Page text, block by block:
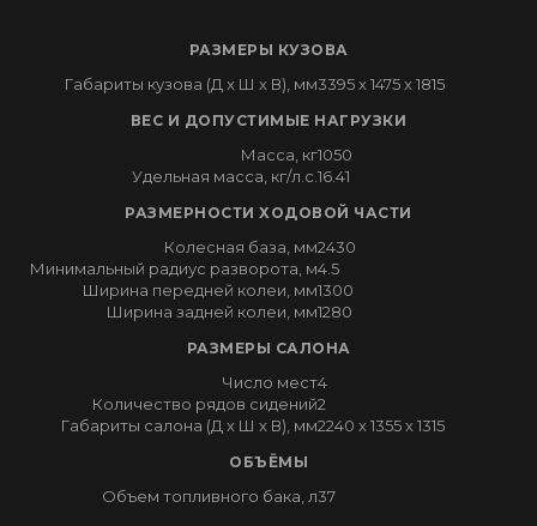
РАЗМЕРЫ КУЗОВА
Габариты кузова (Д x Ш x В), мм3395 x 1475 x 1815
ВЕС И ДОПУСТИМЫЕ НАГРУЗКИ
Масса, кг1050
Удельная масса, кг/л.с. 16.41
РАЗМЕРНОСТИ ХОДОВОЙ ЧАСТИ
Колесная база, мм2430
Минимальный радиус разворота, м4.5
Ширина передней колеи, мм1300
Ширина задней колеи, мм1280
РАЗМЕРЫ САЛОНА
Число мест4
Количество рядов сидений2
Габариты салона (Д x Ш x В), мм2240 x 1355 x 1315
ОБЪЁМЫ
Объем топливного бака, л37